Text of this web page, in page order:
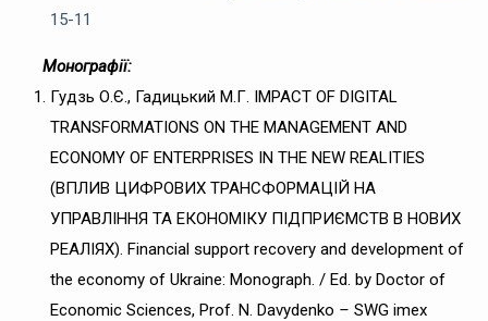
15-11
Монографії:
Гудзь О.Є., Гадицький М.Г. IMPACT OF DIGITAL
TRANSFORMATIONS ON THE MANAGEMENT AND
ECONOMY OF ENTERPRISES IN THE NEW REALITIES
(ВПЛИВ ЦИФРОВИХ ТРАНСФОРМАЦІЙ НА
УПРАВЛІННЯ ТА ЕКОНОМІКУ ПІДПРИЄМСТВ В НОВИХ
РЕАЛІЯХ). Financial support recovery and development of
the economy of Ukraine: Monograph. / Ed. by Doctor of
Economic Sciences, Prof. N. Davydenko – SWG imex